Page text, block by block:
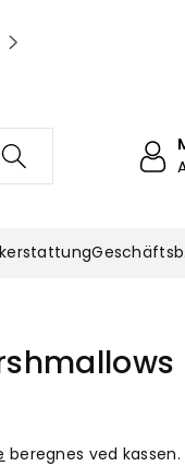
das muss
Geschäftsb.
beregnes ved kassen.